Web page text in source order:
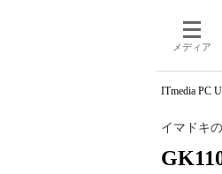
メディア
ITmedia PC
イマドキ